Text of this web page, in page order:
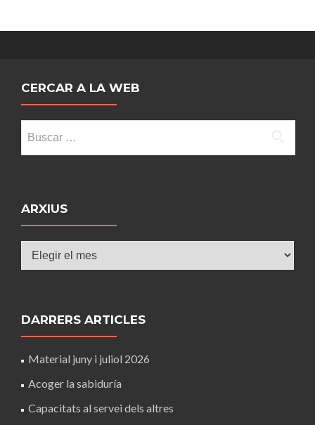
CERCAR A LA WEB
ARXIUS
DARRERS ARTICLES
Material juny i juliol 2026
Acoger la sabiduría
Capacitats al servei dels altres